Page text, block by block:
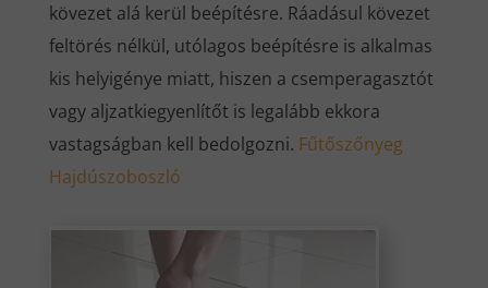
kövezet alá kerül beépítésre. Ráadásul kövezet
feltörés nélkül, utólagos beépítésre is alkalmas
kis helyigénye miatt, hiszen a csemperagasztót
vagy aljzatkiegyenlítőt is legalább ekkora
vastagságban kell bedolgozni. Fűtőszőnyeg
Hajdúszoboszló